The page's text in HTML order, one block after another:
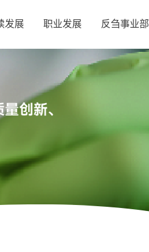
发展 职业发展 反刍事业部